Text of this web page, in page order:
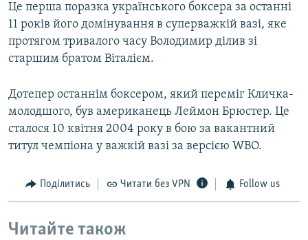
Це перша поразка українського боксера за останні
11 років його домінування в суперважкій вазі, яке
протягом тривалого часу Володимир ділив зі
старшим братом Віталієм.
Дотепер останнім боксером, який переміг Кличка-
молодшого, був американець Леймон Брюстер. Це
сталося 10 квітня 2004 року в бою за вакантний
титул чемпіона у важкій вазі за версією WBO.
Поділитись Читати без VPN Follow us
Читайте також